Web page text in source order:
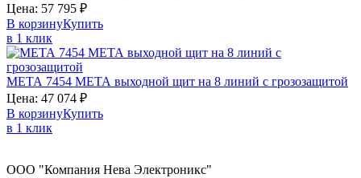
Цена: 57 795 ₽
В корзинуКупить
в 1 клик
МЕТА 7454 МЕТА выходной щит на 8 линий с грозозащитой
Цена: 47 074 ₽
В корзинуКупить
в 1 клик
ООО "Компания Нева Электроникс"